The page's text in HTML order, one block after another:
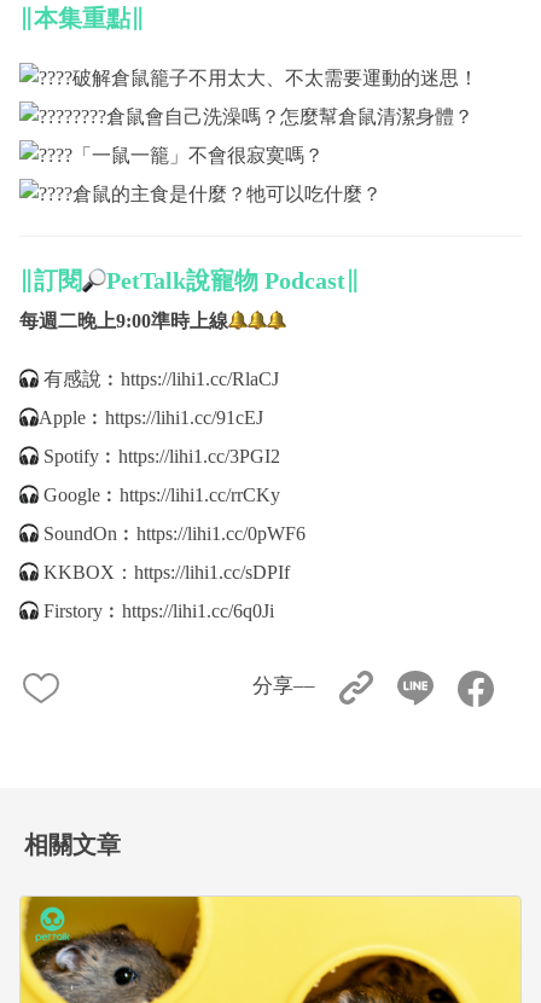
∥本集重點∥
破解倉鼠籠子不用太大、不太需要運動的迷思！
倉鼠會自己洗澡嗎？怎麼幫倉鼠清潔身體？
「一鼠一籠」不會很寂寞嗎？
倉鼠的主食是什麼？牠可以吃什麼？
∥訂閱 PetTalk說寵物 Podcast∥
每週二晚上9:00準時上線
有感說︰ https://lihi1.cc/RlaCJ
Apple︰ https://lihi1.cc/91cEJ
Spotify︰ https://lihi1.cc/3PGI2
Google︰ https://lihi1.cc/rrCKy
SoundOn︰ https://lihi1.cc/0pWF6
KKBOX： https://lihi1.cc/sDPIf
Firstory︰ https://lihi1.cc/6q0Ji
分享––
相關文章